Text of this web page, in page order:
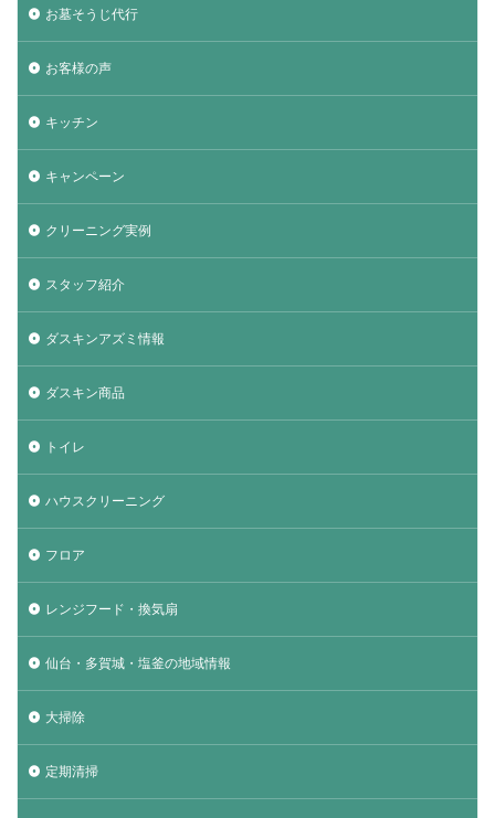
お墓そうじ代行
お客様の声
キッチン
キャンペーン
クリーニング実例
スタッフ紹介
ダスキンアズミ情報
ダスキン商品
トイレ
ハウスクリーニング
フロア
レンジフード・換気扇
仙台・多賀城・塩釜の地域情報
大掃除
定期清掃